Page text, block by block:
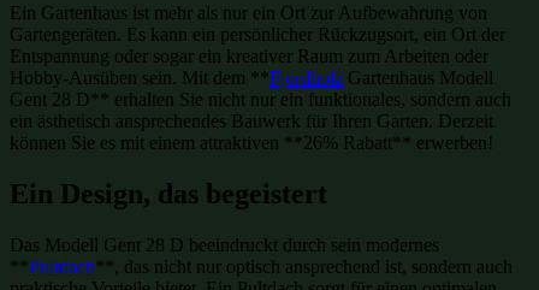
Ein Gartenhaus ist mehr als nur ein Ort zur Aufbewahrung von
Gartengeräten. Es kann ein persönlicher Rückzugsort, ein Ort der
Entspannung oder sogar ein kreativer Raum zum Arbeiten oder
Hobby-Ausüben sein. Mit dem **Fjordholz Gartenhaus Modell
Gent 28 D** erhalten Sie nicht nur ein funktionales, sondern auch
ein ästhetisch ansprechendes Bauwerk für Ihren Garten. Derzeit
können Sie es mit einem attraktiven **26% Rabatt** erwerben!
Ein Design, das begeistert
Das Modell Gent 28 D beeindruckt durch sein modernes
**Pultdach**, das nicht nur optisch ansprechend ist, sondern auch